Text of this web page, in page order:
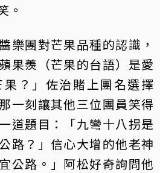
。
樂團對芒果品種的認識，
果羨（芒果的台語）是愛
？」佐治賭上團名選擇
一刻讓其他三位團員笑得
道題目：「九彎十八拐是
路？」信心大增的他老神
公路。」阿松好奇詢問他